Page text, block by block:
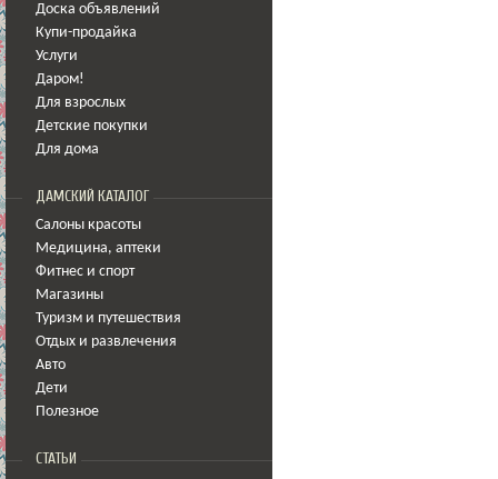
Доска объявлений
Купи-продайка
Услуги
Даром!
Для взрослых
Детские покупки
Для дома
ДАМСКИЙ КАТАЛОГ
Салоны красоты
Медицина, аптеки
Фитнес и спорт
Магазины
Туризм и путешествия
Отдых и развлечения
Авто
Дети
Полезное
СТАТЬИ